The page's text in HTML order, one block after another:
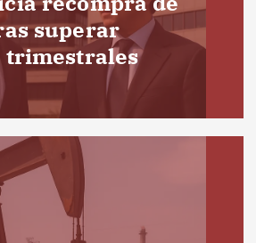
superar
trimestrales